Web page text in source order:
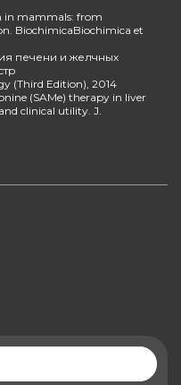
in mammals: from
BiochimicaBiochimica et
печени и желчных
(Third Edition), 2014
(SAMe) therapy in liver
clinical utility. J.